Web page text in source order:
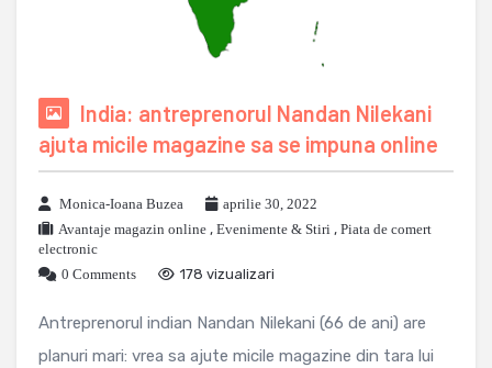
India: antreprenorul Nandan Nilekani
ajuta micile magazine sa se impuna online
Monica-Ioana Buzea
aprilie 30, 2022
Avantaje magazin online , Evenimente & Stiri , Piata de comert
electronic
0 Comments
178 vizualizari
Antreprenorul indian Nandan Nilekani (66 de ani) are
planuri mari: vrea sa ajute micile magazine din tara lui